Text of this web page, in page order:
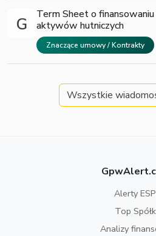
Term Sheet o
aktywów hutniczych
Znaczące umowy / Kontrakty
Wszystkie
Alerty
Top
Analizy